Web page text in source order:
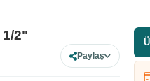
2"
Paylaş